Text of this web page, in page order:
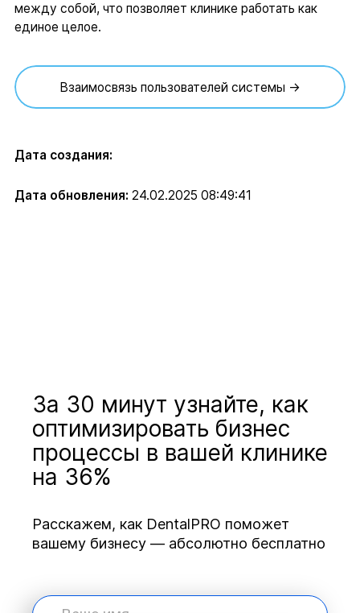
между собой, что позволяет клинике работать как
единое целое.
Взаимосвязь пользователей системы →
Дата создания:
Дата обновления: 24.02.2025 08:49:41
За 30 минут узнайте, как
оптимизировать бизнес
процессы в вашей клинике
на 36%
Расскажем, как DentalPRO поможет
вашему бизнесу — абсолютно бесплатно